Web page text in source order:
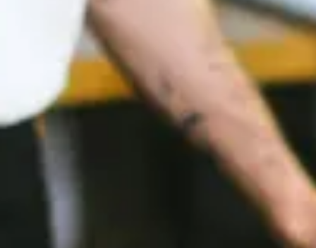
Kontakt